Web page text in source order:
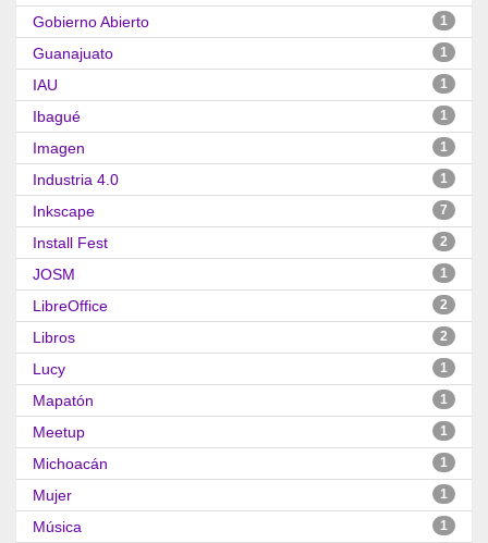
Gobierno Abierto 1
Guanajuato 1
IAU 1
Ibagué 1
Imagen 1
Industria 4.0 1
Inkscape 7
Install Fest 2
JOSM 1
LibreOffice 2
Libros 2
Lucy 1
Mapatón 1
Meetup 1
Michoacán 1
Mujer 1
Música 1